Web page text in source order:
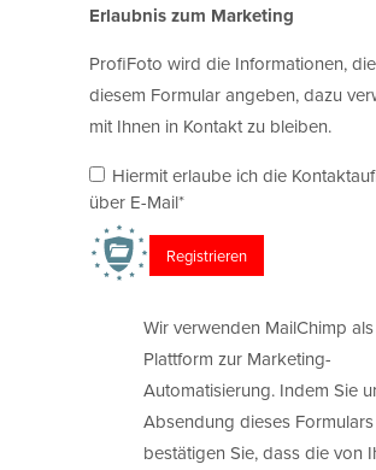
Erlaubnis zum Marketing
ProfiFoto wird die Informationen,
diesem Formular angeben, dazu
mit Ihnen in Kontakt zu bleiben.
Hiermit erlaube ich die
über E-Mail*
Wir verwenden MailChimp
Plattform zur Marketing-
Automatisierung. Indem Sie
Absendung dieses
bestätigen Sie, dass die von